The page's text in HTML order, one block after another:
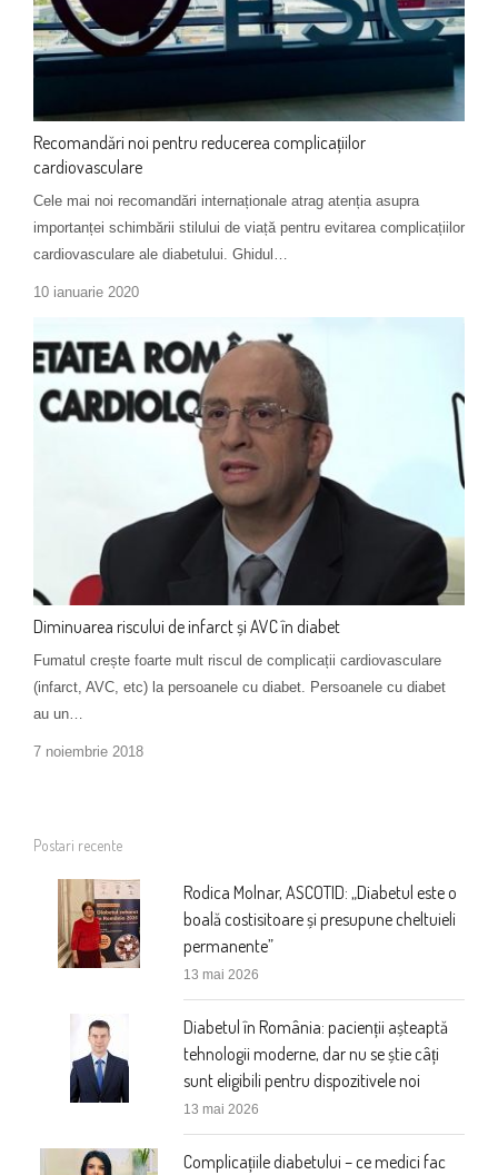
Recomandări noi pentru reducerea complicațiilor
cardiovasculare
Cele mai noi recomandări internaționale atrag atenția asupra
importanței schimbării stilului de viață pentru evitarea complicațiilor
cardiovasculare ale diabetului. Ghidul…
10 ianuarie 2020
Diminuarea riscului de infarct și AVC în diabet
Fumatul crește foarte mult riscul de complicații cardiovasculare
(infarct, AVC, etc) la persoanele cu diabet. Persoanele cu diabet
au un…
7 noiembrie 2018
Postari recente
Rodica Molnar, ASCOTID: „Diabetul este o
boală costisitoare și presupune cheltuieli
permanente”
13 mai 2026
Diabetul în România: pacienții așteaptă
tehnologii moderne, dar nu se știe câți
sunt eligibili pentru dispozitivele noi
13 mai 2026
Complicațiile diabetului – ce medici fac